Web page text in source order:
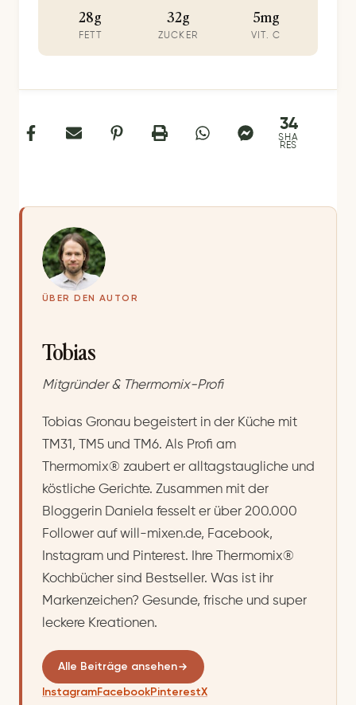
28g
FETT
32g
ZUCKER
5mg
VIT. C
34
SHA
RES
ÜBER DEN AUTOR
Tobias
Mitgründer & Thermomix-Profi
Tobias Gronau begeistert in der Küche mit
TM31, TM5 und TM6. Als Profi am
Thermomix® zaubert er alltagstaugliche und
köstliche Gerichte. Zusammen mit der
Bloggerin Daniela fesselt er über 200.000
Follower auf will-mixen.de, Facebook,
Instagram und Pinterest. Ihre Thermomix®
Kochbücher sind Bestseller. Was ist ihr
Markenzeichen? Gesunde, frische und super
leckere Kreationen.
Alle Beiträge ansehen
InstagramFacebookPinterestX